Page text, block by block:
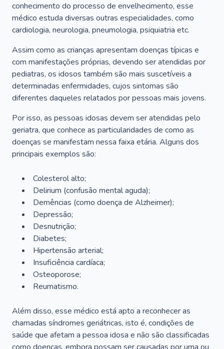
conhecimento do processo de envelhecimento, esse
médico estuda diversas outras especialidades, como
cardiologia, neurologia, pneumologia, psiquiatria etc.
Assim como as crianças apresentam doenças típicas e
com manifestações próprias, devendo ser atendidas por
pediatras, os idosos também são mais suscetíveis a
determinadas enfermidades, cujos sintomas são
diferentes daqueles relatados por pessoas mais jovens.
Por isso, as pessoas idosas devem ser atendidas pelo
geriatra, que conhece as particularidades de como as
doenças se manifestam nessa faixa etária. Alguns dos
principais exemplos são:
Colesterol alto;
Delirium (confusão mental aguda);
Demências (como doença de Alzheimer);
Depressão;
Desnutrição;
Diabetes;
Hipertensão arterial;
Insuficiência cardíaca;
Osteoporose;
Reumatismo.
Além disso, esse médico está apto a reconhecer as
chamadas síndromes geriátricas, isto é, condições de
saúde que afetam a pessoa idosa e não são classificadas